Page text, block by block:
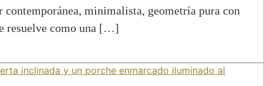
minimalista, geometría pura con
resuelve como una […]